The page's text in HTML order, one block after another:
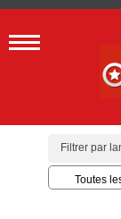
Filtrer par
Toutes